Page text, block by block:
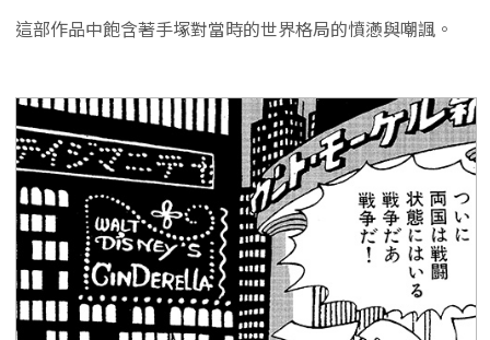
這部作品中飽含著手塚對當時的世界格局的憤懣與嘲諷。